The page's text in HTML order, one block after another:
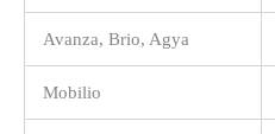
Avanza, Brio, Agya
Mobilio